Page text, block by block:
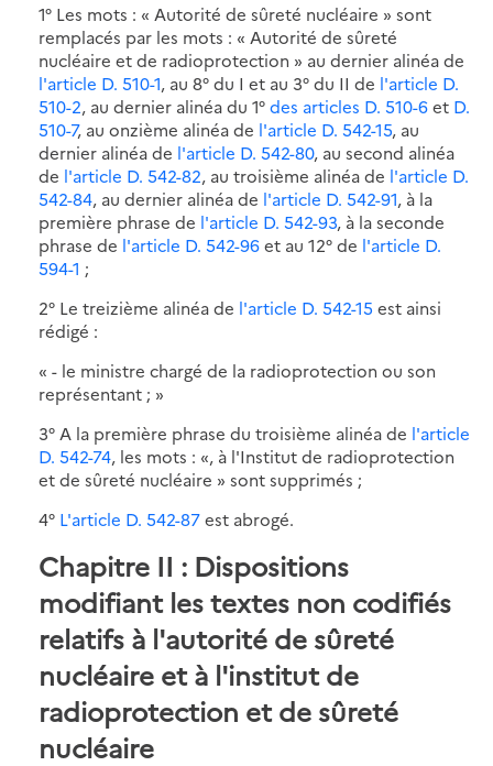
1° Les mots : « Autorité de sûreté nucléaire » sont
remplacés par les mots : « Autorité de sûreté
nucléaire et de radioprotection » au dernier alinéa de
l'article D. 510-1, au 8° du I et au 3° du II de l'article D.
510-2, au dernier alinéa du 1°des articles D. 510-6et D.
510-7, au onzième alinéa de l'article D. 542-15, au
dernier alinéa de l'article D. 542-80, au second alinéa
de l'article D. 542-82, au troisième alinéa de l'article D.
542-84, au dernier alinéa de l'article D. 542-91, à la
première phrase de l'article D. 542-93, à la seconde
phrase de l'article D. 542-96et au 12° de l'article D.
594-1 ;
2° Le treizième alinéa de l'article D. 542-15 est ainsi
rédigé :
« - le ministre chargé de la radioprotection ou son
représentant ; »
3° A la première phrase du troisième alinéa de l'article
D. 542-74, les mots : «, à l'Institut de radioprotection
et de sûreté nucléaire » sont supprimés ;
4° L'article D. 542-87est abrogé.
Chapitre II : Dispositions
modifiant les textes non codifiés
relatifs à l'autorité de sûreté
nucléaire et à l'institut de
radioprotection et de sûreté
nucléaire